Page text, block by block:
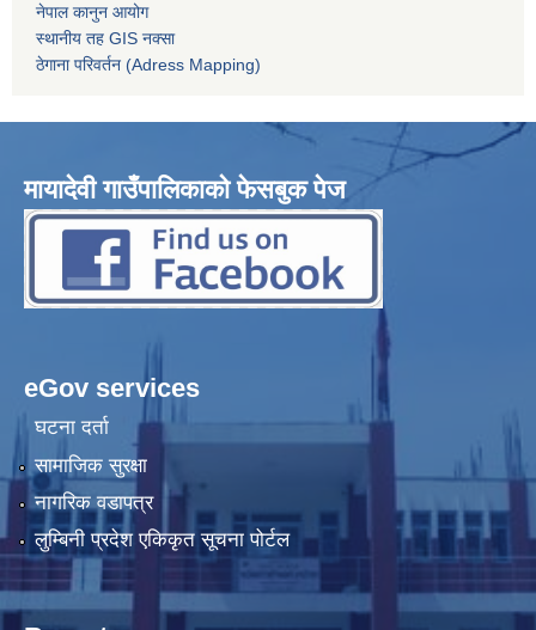
नेपाल कानुन आयोग
स्थानीय तह GIS नक्सा
ठेगाना परिवर्तन (Adress Mapping)
मायादेवी गाउँपालिकाको फेसबुक पेज
eGov services
घटना दर्ता
सामाजिक सुरक्षा
नागरिक वडापत्र
लुम्बिनी प्रदेश एकिकृत सूचना पोर्टल